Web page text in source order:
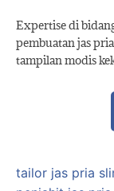
Expertise di
pembuatan jas
tampilan modis
tailor jas pria